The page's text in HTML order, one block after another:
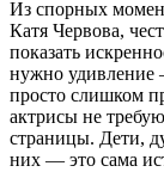
Из спорных
Катя Червова,
показать
нужно удивление
просто слишком
актрисы не
страницы. Дети,
них — это сама